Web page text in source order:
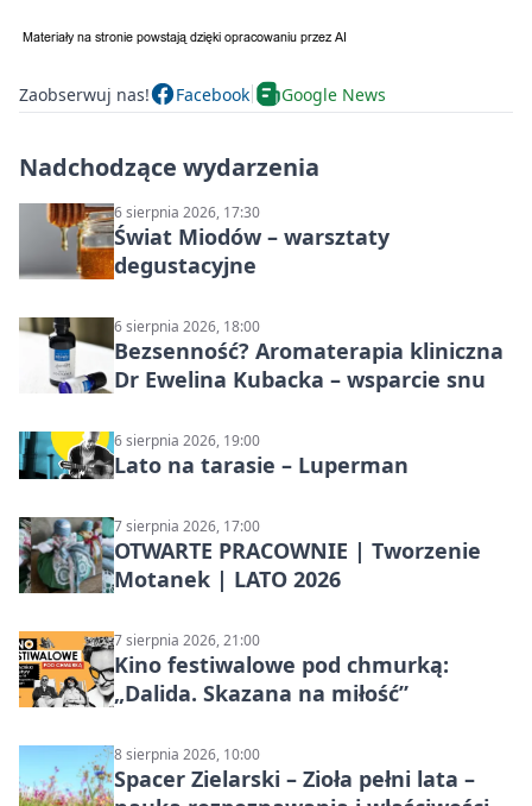
Zaobserwuj nas! Facebook Google News
Nadchodzące wydarzenia
6 sierpnia 2026, 17:30
Świat Miodów – warsztaty
degustacyjne
6 sierpnia 2026, 18:00
Bezsenność? Aromaterapia kliniczna
Dr Ewelina Kubacka – wsparcie snu
6 sierpnia 2026, 19:00
Lato na tarasie – Luperman
7 sierpnia 2026, 17:00
OTWARTE PRACOWNIE | Tworzenie
Motanek | LATO 2026
7 sierpnia 2026, 21:00
Kino festiwalowe pod chmurką:
„Dalida. Skazana na miłość”
8 sierpnia 2026, 10:00
Spacer Zielarski – Zioła pełni lata –